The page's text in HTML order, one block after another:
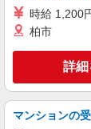
時給 1,200
柏市
詳細
マンションの